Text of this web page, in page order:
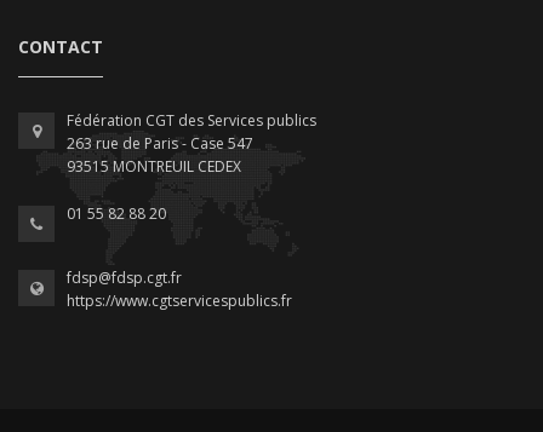
CONTACT
Fédération CGT des Services publics
263 rue de Paris - Case 547
93515 MONTREUIL CEDEX
01 55 82 88 20
fdsp@fdsp.cgt.fr
https://www.cgtservicespublics.fr